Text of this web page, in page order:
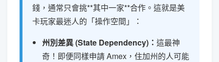
錢，通常只會挑**其中一家**合作。這就是美
卡玩家最迷人的「操作空間」：
州別差異 (State Dependency)： 這最神
奇！即便同樣申請 Amex，住加州的人可能